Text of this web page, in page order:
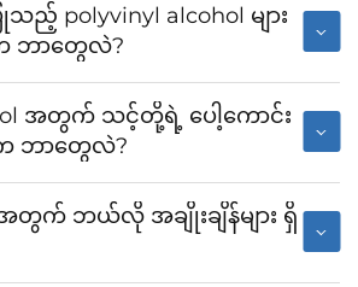
polyvinyl alcohol များ
က ဘာတွေလဲ?
အတွက် သင့်တို့ရဲ့ ပေါ့ကောင်း
ဘာတွေလဲ?
အတွက် ဘယ်လို အချိုးချိန်များ ရှိ